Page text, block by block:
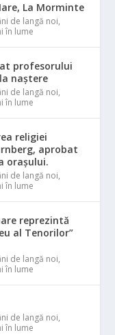
La Morminte
de langă noi,
în lume
profesorului
naștere
de langă noi,
în lume
religiei
aprobat
orașului.
de langă noi,
în lume
reprezintă
al Tenorilor”
de langă noi,
în lume
de langă noi,
în lume